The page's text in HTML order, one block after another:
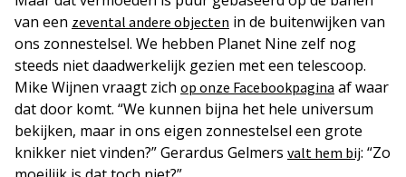
van een zevental andere objecten in de buitenwijken van
ons zonnestelsel. We hebben Planet Nine zelf nog
steeds niet daadwerkelijk gezien met een telescoop.
Mike Wijnen vraagt zich op onze Facebookpagina af waar
dat door komt. “We kunnen bijna het hele universum
bekijken, maar in ons eigen zonnestelsel een grote
knikker niet vinden?” Gerardus Gelmers valt hem bij: “Zo